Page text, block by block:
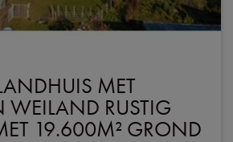
MET
WEILAND RUSTIG
19.600M² GROND